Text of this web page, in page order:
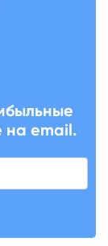
на email.